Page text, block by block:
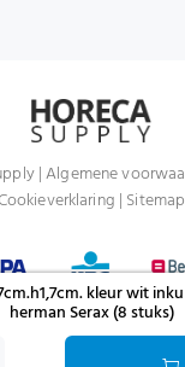
kleur wit
herman Serax (8 stuks)
|Algemene
| Sitemap